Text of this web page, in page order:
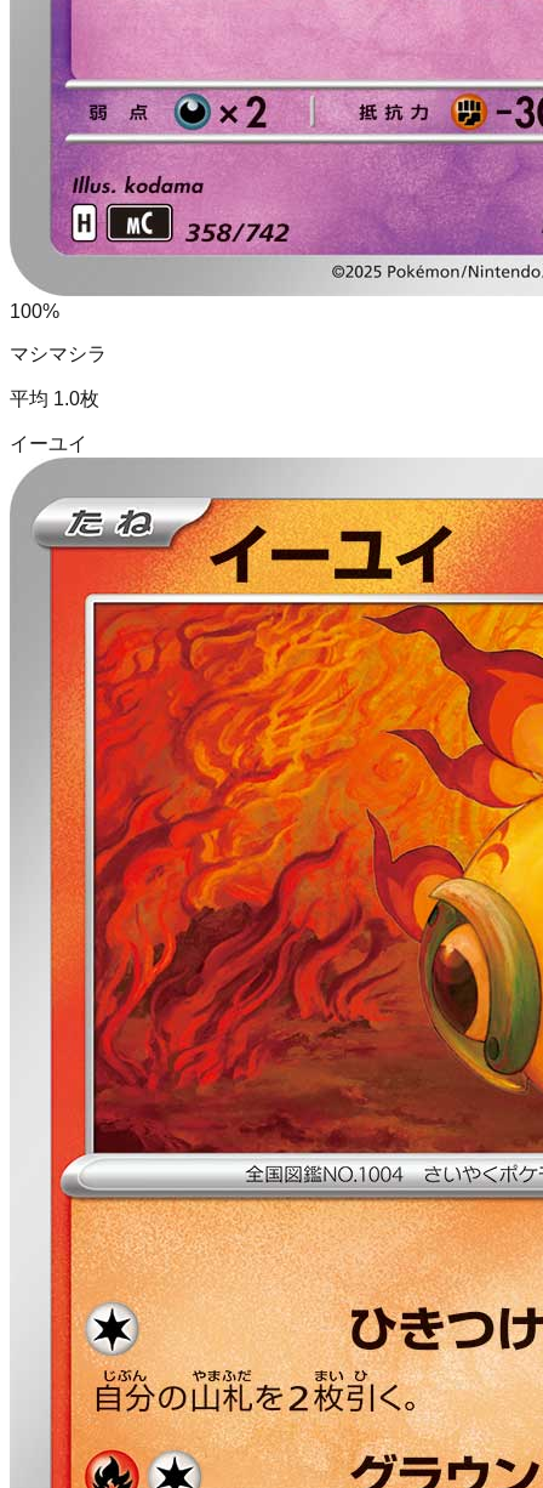
100%
マシマシラ
平均 1.0枚
イーユイ